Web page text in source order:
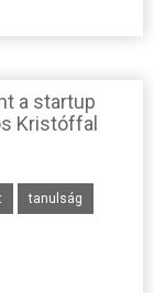
a startup
Kristóffal
tanulság